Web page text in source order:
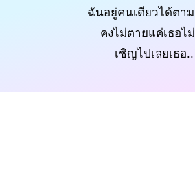
ฉันอยู่คนเดียวได้ตา
คงไม่ตายแค่เธอไ
เชิญไปเลยเธอ..